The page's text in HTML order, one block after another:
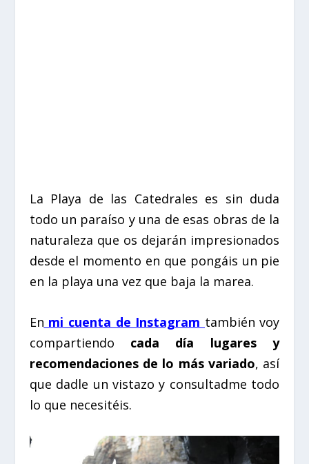
La Playa de las Catedrales es sin duda
todo un paraíso y una de esas obras de la
naturaleza que os dejarán impresionados
desde el momento en que pongáis un pie
en la playa una vez que baja la marea.
En mi cuenta de Instagram también voy
compartiendo cada día lugares y
recomendaciones de lo más variado, así
que dadle un vistazo y consultadme todo
lo que necesitéis.